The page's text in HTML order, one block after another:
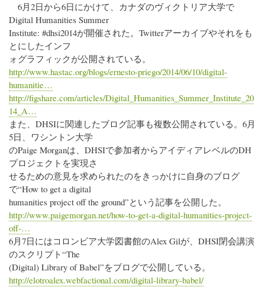
6月2日から6日にかけて、カナダのヴィクトリア大学で
Digital Humanities Summer
Institute: #dhsi2014が開催された。Twitterアーカイブやそれをも
とにしたインフ
ォグラフィックが公開されている。
http://www.hastac.org/blogs/ernesto-priego/2014/06/10/digital-
humanitie…
http://figshare.com/articles/Digital_Humanities_Summer_Institute_20
14_A…
また、DHSIに関連したブログ記事も複数公開されている。6月
5日、ワシントン大学
のPaige Morganは、DHSIで参加者からアイディアレベルのDH
プロジェクトを実現さ
せるための意見を求められたのをきっかけに自身のブログ
で“How to get a digital
humanities project off the ground”という記事を公開した。
http://www.paigemorgan.net/how-to-get-a-digital-humanities-project-
off-…
6月7日にはコロンビア大学図書館のAlex Gilが、DHSI閉会講演
のスクリプト“The
(Digital) Library of Babel”をブログで公開している。
http://elotroalex.webfactional.com/digital-library-babel/